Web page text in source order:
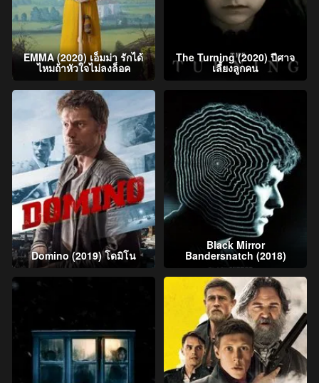
EMMA (2020) เอ็มม่า รักได้
ไหมถ้าหัวใจไม่ลงล็อค
The Turning (2020) ปีศาจ
เลี้ยงลูกคน
Domino (2019) โดมิโน
Black Mirror
Bandersnatch (2018)